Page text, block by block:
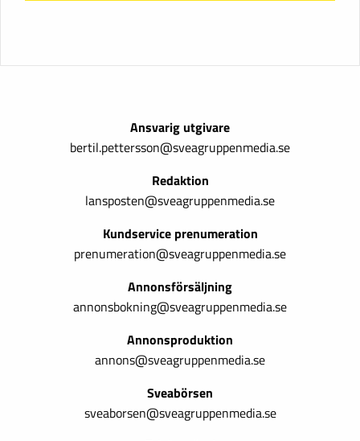
Ansvarig utgivare
bertil.pettersson@sveagruppenmedia.se
Redaktion
lansposten@sveagruppenmedia.se
Kundservice prenumeration
prenumeration@sveagruppenmedia.se
Annonsförsäljning
annonsbokning@sveagruppenmedia.se
Annonsproduktion
annons@sveagruppenmedia.se
Sveabörsen
sveaborsen@sveagruppenmedia.se